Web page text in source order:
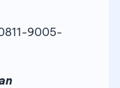
9005-